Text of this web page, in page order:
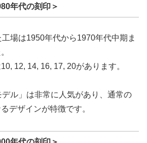
年代の刻印＞
工場は1950年代から1970年代中期ま
12, 14, 16, 17, 20があります。
ル」は非常に人気があり、通常の
デザインが特徴です。